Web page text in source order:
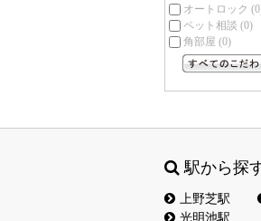
オートロック
ペット相談 (0)
角部屋 (0)
駅から探
上野芝駅
光明池駅